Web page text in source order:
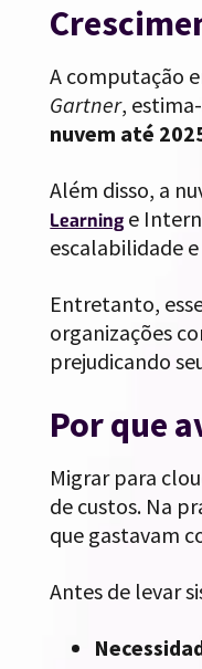
A computação
Gartner,
nuvem até
Além disso, a
Learning e
escalabilidade
Entretanto,
organizações
prejudicando
Por que
Migrar para
de custos. Na
que gastavam
Antes de levar